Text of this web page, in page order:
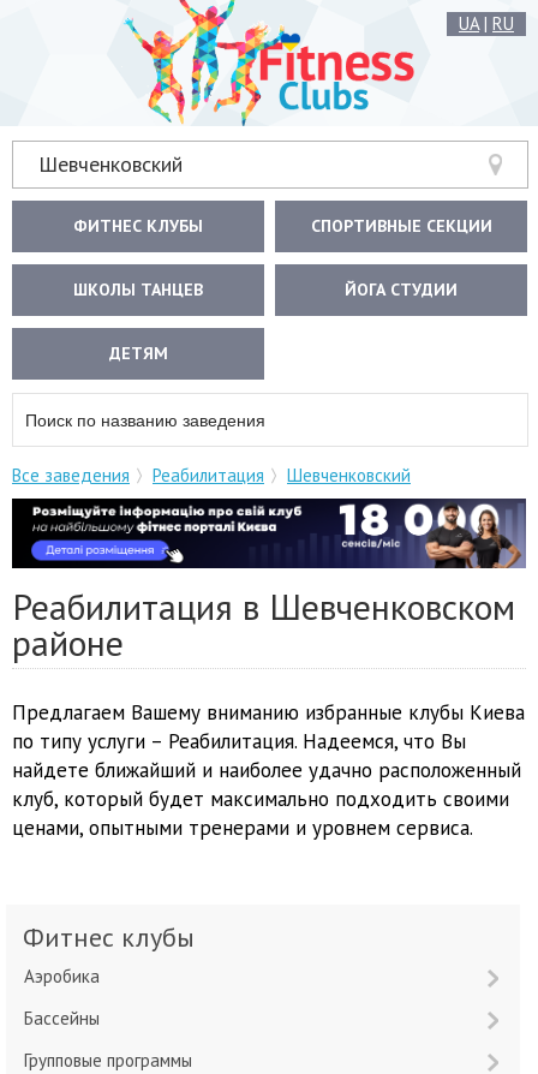
UA| RU
Шевченковский
ФИТНЕС КЛУБЫ СПОРТИВНЫЕ СЕКЦИИ
ШКОЛЫ ТАНЦЕВ ЙОГА СТУДИИ
ДЕТЯМ
Все заведения Реабилитация Шевченковский
Реабилитация в Шевченковском
районе
Предлагаем Вашему вниманию избранные клубы Киева
по типу услуги – Реабилитация. Надеемся, что Вы
найдете ближайший и наиболее удачно расположенный
клуб, который будет максимально подходить своими
ценами, опытными тренерами и уровнем сервиса.
Фитнес клубы
Аэробика
Бассейны
Групповые программы